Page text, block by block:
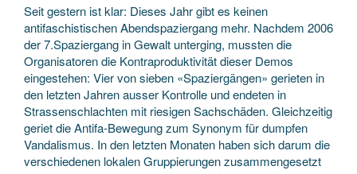
Seit gestern ist klar: Dieses Jahr gibt es keinen
antifaschistischen Abendspaziergang mehr. Nachdem 2006
der 7.Spaziergangin Gewalt unterging, mussten die
Organisatoren die Kontraproduktivität dieser Demos
eingestehen: Vier von sieben «Spaziergängen» gerieten in
den letzten Jahren ausser Kontrolle und endeten in
Strassenschlachten mit riesigen Sachschäden. Gleichzeitig
geriet die Antifa-Bewegung zum Synonym für dumpfen
Vandalismus. In den letzten Monaten haben sich darum die
verschiedenen lokalen Gruppierungen zusammengesetzt